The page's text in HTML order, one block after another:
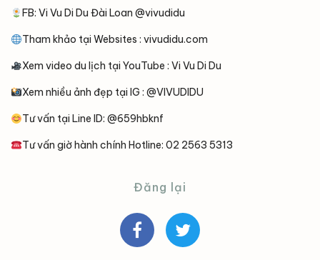
FB: Vi Vu Di Du Đài Loan @vivudidu
Tham khảo tại Websites : vivudidu.com
Xem video du lịch tại YouTube : Vi Vu Di Du
Xem nhiều ảnh đẹp tại IG : @VIVUDIDU
Tư vấn tại Line ID: @659hbknf
Tư vấn giờ hành chính Hotline: 02 2563 5313
Đăng lại